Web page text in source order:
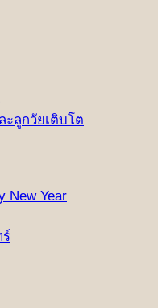
ลูกวัยเติบโต
New Year
ร์